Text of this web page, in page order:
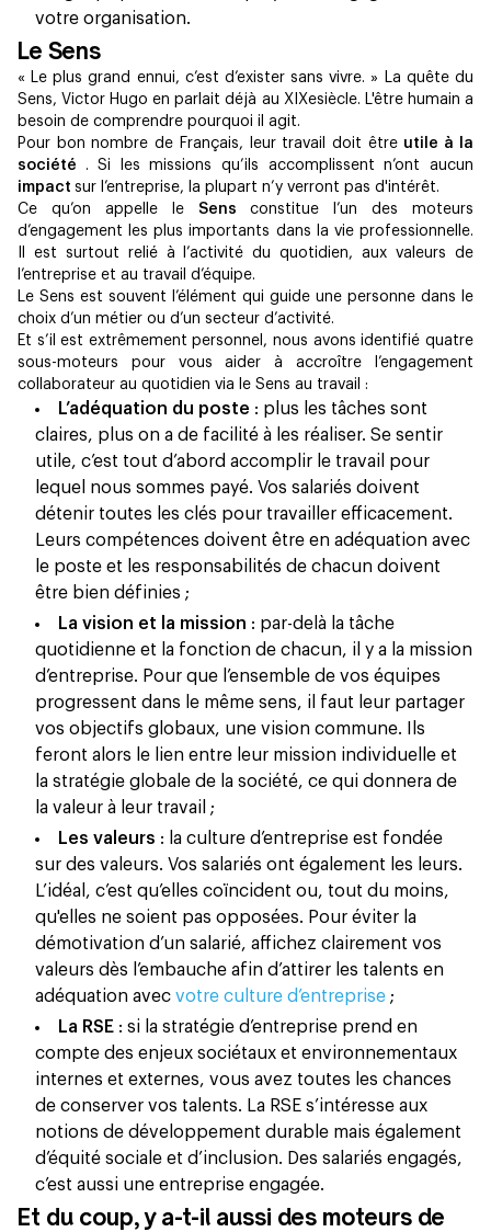
votre organisation.
Le Sens
« Le plus grand ennui, c’est d’exister sans vivre. » La quête du
Sens, Victor Hugo en parlait déjà au XIXesiècle. L'être humain a
besoin de comprendre pourquoi il agit.
Pour bon nombre de Français, leur travail doit être utile à la
société . Si les missions qu’ils accomplissent n’ont aucun
impact sur l’entreprise, la plupart n’y verront pas d'intérêt.
Ce qu’on appelle le Sens constitue l’un des moteurs
d’engagement les plus importants dans la vie professionnelle.
Il est surtout relié à l’activité du quotidien, aux valeurs de
l’entreprise et au travail d’équipe.
Le Sens est souvent l’élément qui guide une personne dans le
choix d’un métier ou d’un secteur d’activité.
Et s’il est extrêmement personnel, nous avons identifié quatre
sous-moteurs pour vous aider à accroître l’engagement
collaborateur au quotidien via le Sens au travail :
L’adéquation du poste : plus les tâches sont
claires, plus on a de facilité à les réaliser. Se sentir
utile, c’est tout d’abord accomplir le travail pour
lequel nous sommes payé. Vos salariés doivent
détenir toutes les clés pour travailler efficacement.
Leurs compétences doivent être en adéquation avec
le poste et les responsabilités de chacun doivent
être bien définies ;
La vision et la mission : par-delà la tâche
quotidienne et la fonction de chacun, il y a la mission
d’entreprise. Pour que l’ensemble de vos équipes
progressent dans le même sens, il faut leur partager
vos objectifs globaux, une vision commune. Ils
feront alors le lien entre leur mission individuelle et
la stratégie globale de la société, ce qui donnera de
la valeur à leur travail ;
Les valeurs : la culture d’entreprise est fondée
sur des valeurs. Vos salariés ont également les leurs.
L’idéal, c’est qu’elles coïncident ou, tout du moins,
qu'elles ne soient pas opposées. Pour éviter la
démotivation d’un salarié, affichez clairement vos
valeurs dès l’embauche afin d’attirer les talents en
adéquation avec votre culture d’entreprise ;
La RSE : si la stratégie d’entreprise prend en
compte des enjeux sociétaux et environnementaux
internes et externes, vous avez toutes les chances
de conserver vos talents. La RSE s’intéresse aux
notions de développement durable mais également
d’équité sociale et d’inclusion. Des salariés engagés,
c’est aussi une entreprise engagée.
Et du coup, y a-t-il aussi des moteurs de